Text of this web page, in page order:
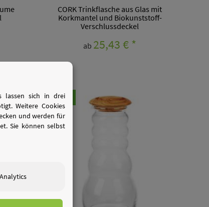
CORK Trinkflasche aus Glas mit
Korkmantel und Biokunststoff-
Verschlussdeckel
ab 25,43 €*
AUF LAGER
lassen sich in drei
Weitere Cookies
und werden für
Sie können selbst
Analytics